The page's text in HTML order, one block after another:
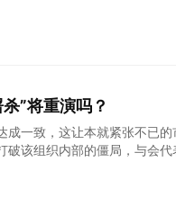
概率会all in小鹏，只因中签
”将重演吗？
成一致，这让本就紧张不已
破该组织内部的僵局，与会